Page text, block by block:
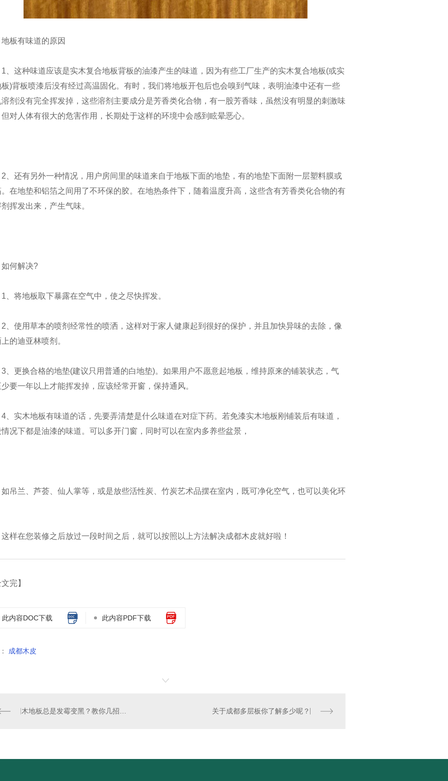
地板有味道的原因
1、这种味道应该是实木复合地板背板的油漆产生的味道，因为有些工厂生产的实木复合地板(或实
板)背板喷漆后没有经过高温固化。有时，我们将地板开包后也会嗅到气味，表明油漆中还有一些
溶剂没有完全挥发掉，这些溶剂主要成分是芳香类化合物，有一股芳香味，虽然没有明显的刺激味
对人体有很大的危害作用，长期处于这样的环境中会感到眩晕恶心。
2、还有另外一种情况，用户房间里的味道来自于地板下面的地垫，有的地垫下面附一层塑料膜或
。在地垫和铝箔之间用了不环保的胶。在地热条件下，随着温度升高，这些含有芳香类化合物的有
挥发出来，产生气味。
如何解决?
1、将地板取下暴露在空气中，使之尽快挥发。
2、使用草本的喷剂经常性的喷洒，这样对于家人健康起到很好的保护，并且加快异味的去除，像
的迪亚林喷剂。
3、更换合格的地垫(建议只用普通的白地垫)。如果用户不愿意起地板，维持原来的铺装状态，气
要一年以上才能挥发掉，应该经常开窗，保持通风。
4、实木地板有味道的话，先要弄清楚是什么味道在对症下药。若免漆实木地板刚铺装后有味道，
况下都是油漆的味道。可以多开门窗，同时可以在室内多养些盆景，
如吊兰、芦荟、仙人掌等，或是放些活性炭、竹炭艺术品摆在室内，既可净化空气，也可以美化环
这样在您装修之后放过一段时间之后，就可以按照以上方法解决成都木皮就好啦！
完】
此内容DOC下载 此内容PDF下载
成都木皮
木地板总是发霉变黑？教你几招，轻松应对 关于成都多层板你了解多少呢？